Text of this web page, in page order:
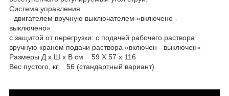
Система управления
- двигателем вручную выключателем «включено -
выключено»
с защитой от перегрузки: с подачей рабочего раствора
вручную краном подачи раствора «включен - выключен»
Размеры Д х Ш х В см 59 X 57 х 116
Вес пустого, кг 56 (стандартный вариант)